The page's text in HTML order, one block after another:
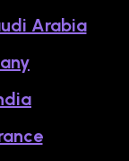
Arabia